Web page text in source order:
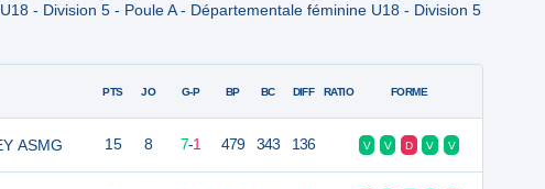
- Division 5 - Poule A - Départementale féminine U18 - Division 5
ASMG
PTS JO G-P BP BC DIFF RATIO FORME
15 8 7-1 479 343 136 V V D V V